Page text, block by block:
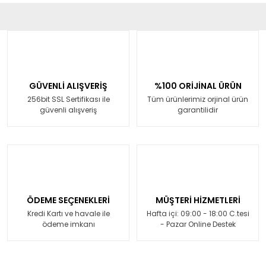
GÜVENLİ ALIŞVERİŞ
256bit SSL Sertifikası ile
güvenli alışveriş
%100 ORİJİNAL ÜRÜN
Tüm ürünlerimiz orjinal ürün
garantilidir
ÖDEME SEÇENEKLERİ
Kredi Kartı ve havale ile
ödeme imkanı
MÜŞTERİ HİZMETLERİ
Hafta içi: 09:00 - 18:00 C.tesi
- Pazar Online Destek